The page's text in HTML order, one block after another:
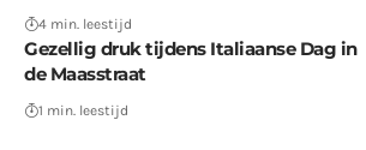
4 min. leestijd
Gezellig druk tijdens Italiaanse Dag in
de Maasstraat
1 min. leestijd